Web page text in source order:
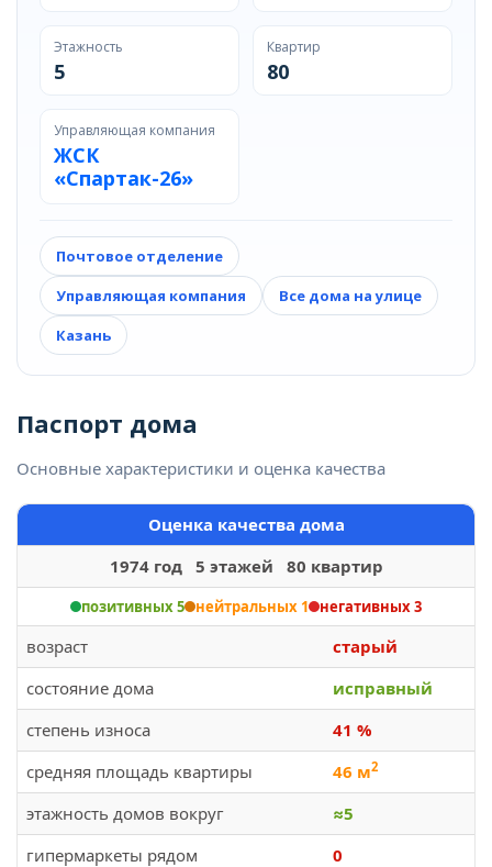
Этажность
5
Квартир
80
Управляющая компания
ЖСК
«Спартак-26»
Почтовое отделение
Управляющая компания
Все дома на улице
Казань
Паспорт дома
Основные характеристики и оценка качества
Оценка качества дома
1974 год 5 этажей 80 квартир
позитивных 5 нейтральных 1 негативных 3
возраст
старый
состояние дома
исправный
степень износа
41 %
средняя площадь квартиры
46 м2
этажность домов вокруг
≈5
гипермаркеты рядом
0